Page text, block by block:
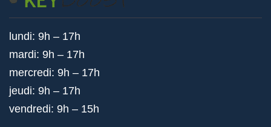
lundi: 9h – 17h
mardi: 9h – 17h
mercredi: 9h – 17h
jeudi: 9h – 17h
vendredi: 9h – 15h